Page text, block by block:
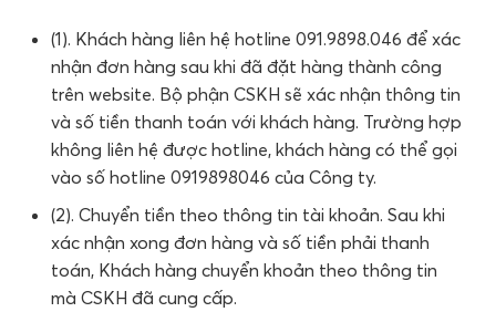
(1). Khách hàng liên hệ hotline 091.9898.046 để xác
nhận đơn hàng sau khi đã đặt hàng thành công
trên website. Bộ phận CSKH sẽ xác nhận thông tin
và số tiền thanh toán với khách hàng. Trường hợp
không liên hệ được hotline, khách hàng có thể gọi
vào số hotline 0919898046 của Công ty.
(2). Chuyển tiền theo thông tin tài khoản. Sau khi
xác nhận xong đơn hàng và số tiền phải thanh
toán, Khách hàng chuyển khoản theo thông tin
mà CSKH đã cung cấp.